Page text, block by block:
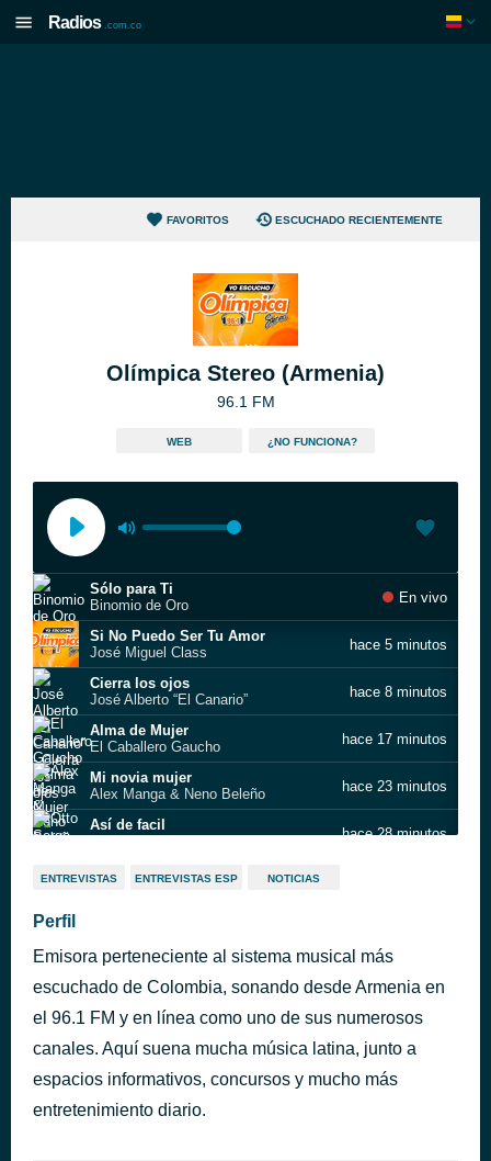
Radios .com.co
FAVORITOS ESCUCHADO RECIENTEMENTE
Olímpica Stereo (Armenia)
96.1 FM
WEB ¿NO FUNCIONA?
Sólo para Ti
Binomio de Oro
En vivo
Si No Puedo Ser Tu Amor
José Miguel Class
hace 5 minutos
Cierra los ojos
José Alberto “El Canario”
hace 8 minutos
Alma de Mujer
El Caballero Gaucho
hace 17 minutos
Mi novia mujer
Alex Manga & Neno Beleño
hace 23 minutos
Así de facil
hace 28 minutos
Te necesito
La Copa Rota
Alci Acosta
Muchachita
Romualdo Brito
hace 57 minutos
ENTREVISTAS ENTREVISTAS ESP NOTICIAS
Perfil
Emisora perteneciente al sistema musical más
escuchado de Colombia, sonando desde Armenia en
el 96.1 FM y en línea como uno de sus numerosos
canales. Aquí suena mucha música latina, junto a
espacios informativos, concursos y mucho más
entretenimiento diario.